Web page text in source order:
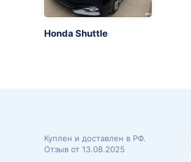
Honda Shuttle
Куплен и доставлен в РФ.
Отзыв от 13.08.2025